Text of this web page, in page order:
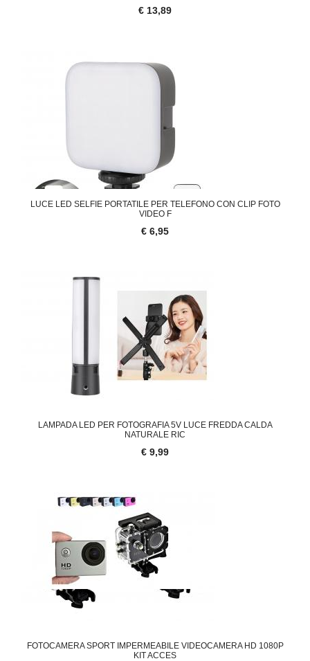
€ 13,89
LUCE LED SELFIE PORTATILE PER TELEFONO CON CLIP FOTO
VIDEO F
€ 6,95
LAMPADA LED PER FOTOGRAFIA 5V LUCE FREDDA CALDA
NATURALE RIC
€ 9,99
FOTOCAMERA SPORT IMPERMEABILE VIDEOCAMERA HD 1080P
KIT ACCES